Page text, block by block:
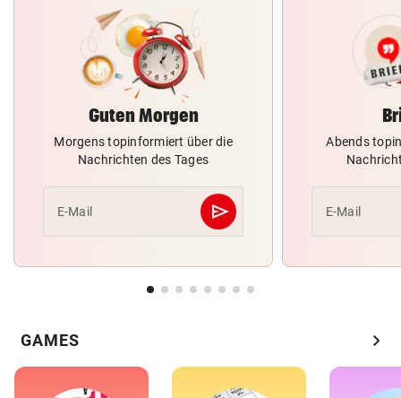
Guten Morgen
Morgens topinformiert über die
Nachrichten des Tages
E-Mail send
Abschicken
Abends
E-Mail
GAMES chevron_right